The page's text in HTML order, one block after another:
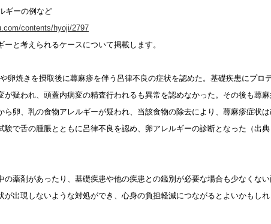
ギーの例など
contents/hyoji/2797
ーと考えられるケースについて掲載します。
卵焼きを摂取後に蕁麻疹を伴う呂律不良の症状を認めた。基礎疾患にプロ
が疑われ、頭蓋内病変の精査行われるも異常を認めなかった。その後も蕁
ら卵、乳の食物アレルギーが疑われ、当該食物の除去により、蕁麻疹症状
験で舌の腫脹とともに呂律不良を認め、卵アレルギーの診断となった（出
の薬剤があったり、基礎疾患や他の疾患との鑑別が必要な場合も少なくな
が出現しないような対処ができ、心身の負担軽減につながるとよいかもしれ